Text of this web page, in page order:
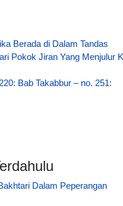
Berada di Dalam Tandas
Pokok Jiran Yang Menjulur
Bab Takabbur – no. 251:
Dalam Peperangan